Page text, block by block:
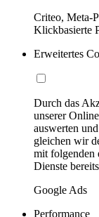
Criteo, Meta-
Klickbasierte
Erweitertes
Durch das
unserer
auswerten
gleichen wir
mit folgenden
Dienste
Google Ads
Performance